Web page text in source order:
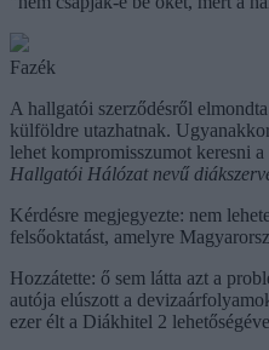
Fazék
A hallgatói szerződésről
külföldre utazhatnak.
lehet kompromisszumot keresni
Hallgatói Hálózat nevű
Kérdésre megjegyezte: nem
felsőoktatást, amelyre
Hozzátette: ő sem látta azt a
autója elúszott a
ezer élt a Diákhitel 2